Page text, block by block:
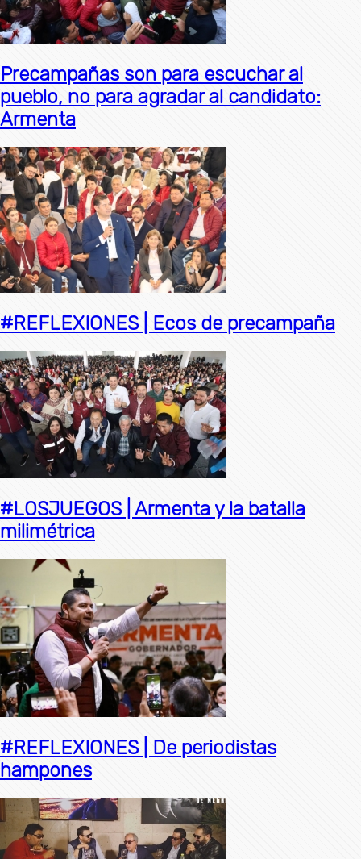
Precampañas son para escuchar al
pueblo, no para agradar al candidato:
Armenta
#REFLEXIONES | Ecos de precampaña
#LOSJUEGOS | Armenta y la batalla
milimétrica
#REFLEXIONES | De periodistas
hampones